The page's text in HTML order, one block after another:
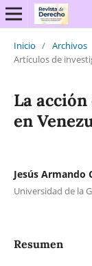
Inicio / Archivos
Artículos de
La
en
Jesús Armando
Universidad de la
Resumen